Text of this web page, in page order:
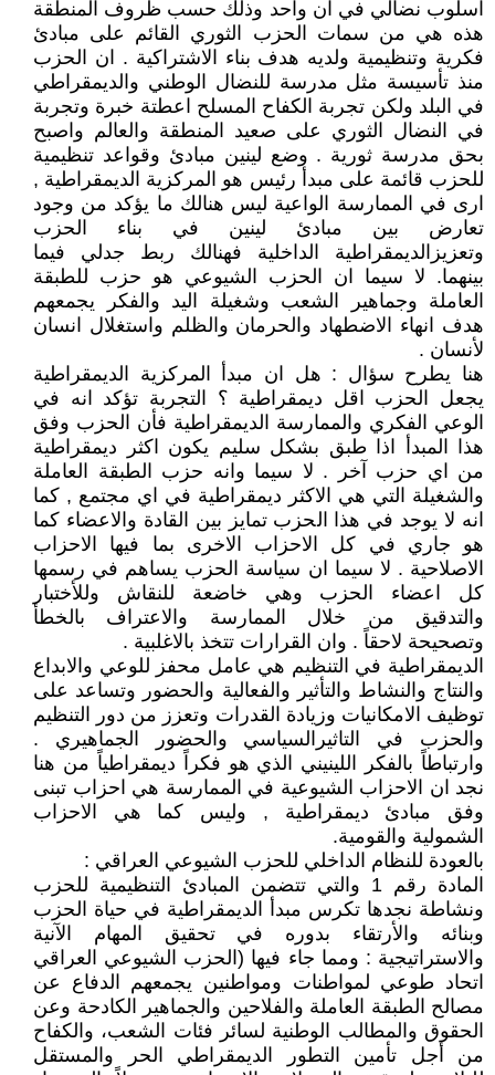
اسلوب نضالي في آن واحد وذلك حسب ظروف المنطقة
هذه هي من سمات الحزب الثوري القائم على مبادئ
فكرية وتنظيمية ولديه هدف بناء الاشتراكية . ان الحزب
منذ تأسيسة مثل مدرسة للنضال الوطني والديمقراطي
في البلد ولكن تجربة الكفاح المسلح اعطتة خبرة وتجربة
في النضال الثوري على صعيد المنطقة والعالم واصبح
بحق مدرسة ثورية . وضع لينين مبادئ وقواعد تنظيمية
للحزب قائمة على مبدأ رئيس هو المركزية الديمقراطية ,
ارى في الممارسة الواعية ليس هنالك ما يؤكد من وجود
تعارض بين مبادئ لينين في بناء الحزب
وتعزيزالديمقراطية الداخلية فهنالك ربط جدلي فيما
بينهما. لا سيما ان الحزب الشيوعي هو حزب للطبقة
العاملة وجماهير الشعب وشغيلة اليد والفكر يجمعهم
هدف انهاء الاضطهاد والحرمان والظلم واستغلال انسان
لأنسان .
هنا يطرح سؤال : هل ان مبدأ المركزية الديمقراطية
يجعل الحزب اقل ديمقراطية ؟ التجربة تؤكد انه في
الوعي الفكري والممارسة الديمقراطية فأن الحزب وفق
هذا المبدأ اذا طبق بشكل سليم يكون اكثر ديمقراطية
من اي حزب آخر . لا سيما وانه حزب الطبقة العاملة
والشغيلة التي هي الاكثر ديمقراطية في اي مجتمع , كما
انه لا يوجد في هذا الحزب تمايز بين القادة والاعضاء كما
هو جاري في كل الاحزاب الاخرى بما فيها الاحزاب
الاصلاحية . لا سيما ان سياسة الحزب يساهم في رسمها
كل اعضاء الحزب وهي خاضعة للنقاش وللأختبار
والتدقيق من خلال الممارسة والاعتراف بالخطأ
وتصحيحة لاحقاً . وان القرارات تتخذ بالاغلبية .
الديمقراطية في التنظيم هي عامل محفز للوعي والابداع
والنتاج والنشاط والتأثير والفعالية والحضور وتساعد على
توظيف الامكانيات وزيادة القدرات وتعزز من دور التنظيم
والحزب في التاثيرالسياسي والحضور الجماهيري .
وارتباطاً بالفكر اللينيني الذي هو فكراً ديمقراطياً من هنا
نجد ان الاحزاب الشيوعية في الممارسة هي احزاب تبنى
وفق مبادئ ديمقراطية , وليس كما هي الاحزاب
الشمولية والقومية.
بالعودة للنظام الداخلي للحزب الشيوعي العراقي :
المادة رقم 1 والتي تتضمن المبادئ التنظيمية للحزب
ونشاطة نجدها تكرس مبدأ الديمقراطية في حياة الحزب
وبنائه والأرتقاء بدوره في تحقيق المهام الآنية
والاستراتيجية : ومما جاء فيها (الحزب الشيوعي العراقي
اتحاد طوعي لمواطنات ومواطنين يجمعهم الدفاع عن
مصالح الطبقة العاملة والفلاحين والجماهير الكادحة وعن
الحقوق والمطالب الوطنية لسائر فئات الشعب، والكفاح
من أجل تأمين التطور الديمقراطي الحر والمستقل